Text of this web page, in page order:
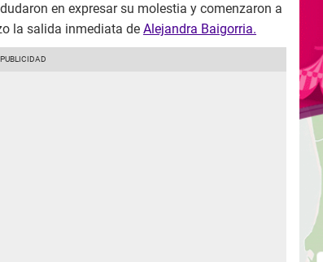
en expresar su molestia y comenzaron a
la salida inmediata de Alejandra Baigorria.